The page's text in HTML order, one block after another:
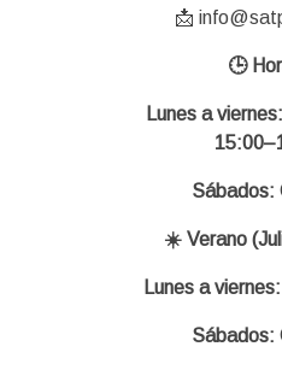
📩
🕒
Lunes a
Sábados:
☀️ Verano
Lunes a
Sábados: